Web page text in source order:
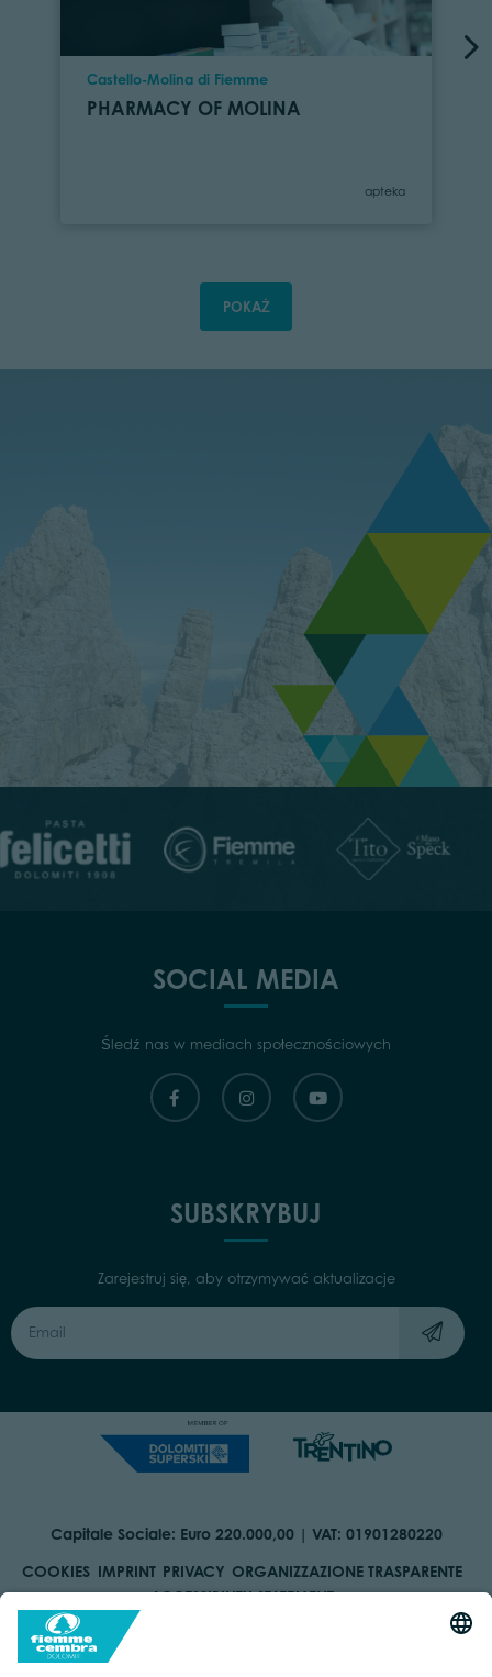
Location
Castello-Molina di Fiemme
PHARMACY OF MOLINA
Category
apteka
POKAŻ
SOCIAL MEDIA
Śledź nas w mediach społecznościowych
SUBSKRYBUJ
Zarejestruj się, aby otrzymywać aktualizacje
Capitale Sociale: Euro 220.000,00 | VAT: 01901280220
COOKIES IMPRINT PRIVACY ORGANIZZAZIONE TRASPARENTE
ACCESSIBILITY STATEMENT